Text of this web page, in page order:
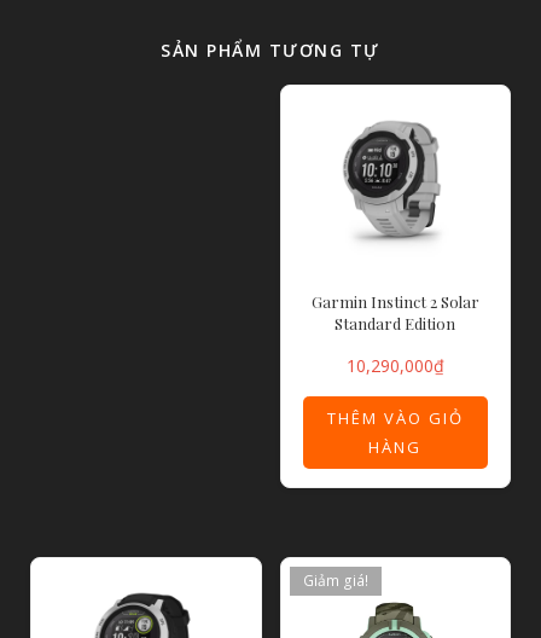
SẢN PHẨM TƯƠNG TỰ
Garmin Instinct 2 Solar
Standard Edition
10,290,000₫
THÊM VÀO GIỎ
HÀNG
Giảm giá!